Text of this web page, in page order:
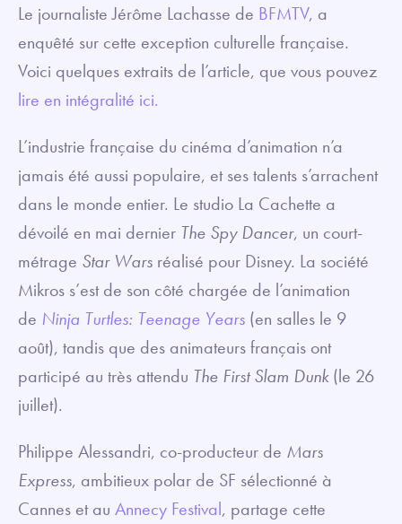
Le journaliste Jérôme Lachasse de BFMTV, a
enquêté sur cette exception culturelle française.
Voici quelques extraits de l’article, que vous pouvez
lire en intégralité ici.
L’industrie française du cinéma d’animation n’a
jamais été aussi populaire, et ses talents s’arrachent
dans le monde entier. Le studio La Cachette a
dévoilé en mai dernier The Spy Dancer, un court-
métrage Star Wars réalisé pour Disney. La société
Mikros s’est de son côté chargée de l’animation
de Ninja Turtles: Teenage Years (en salles le 9
août), tandis que des animateurs français ont
participé au très attendu The First Slam Dunk(le 26
juillet).
Philippe Alessandri, co-producteur de Mars
Express, ambitieux polar de SF sélectionné à
Cannes et au Annecy Festival, partage cette